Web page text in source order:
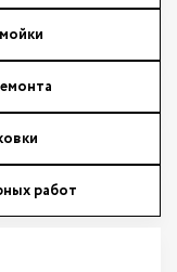
работ